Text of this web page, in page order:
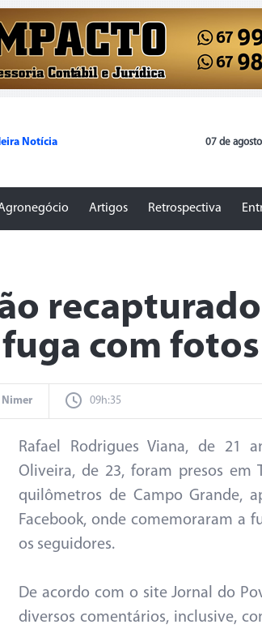
Notícia 07 de
Artigos Retrospectiva
com
Nimer 09h:35
Rafael Rodrigues Viana, de 21
Oliveira, de 23, foram presos em
quilômetros de Campo Grande,
Facebook, onde comemoraram a
os seguidores.
De acordo com o site Jornal do
diversos comentários, inclusive,